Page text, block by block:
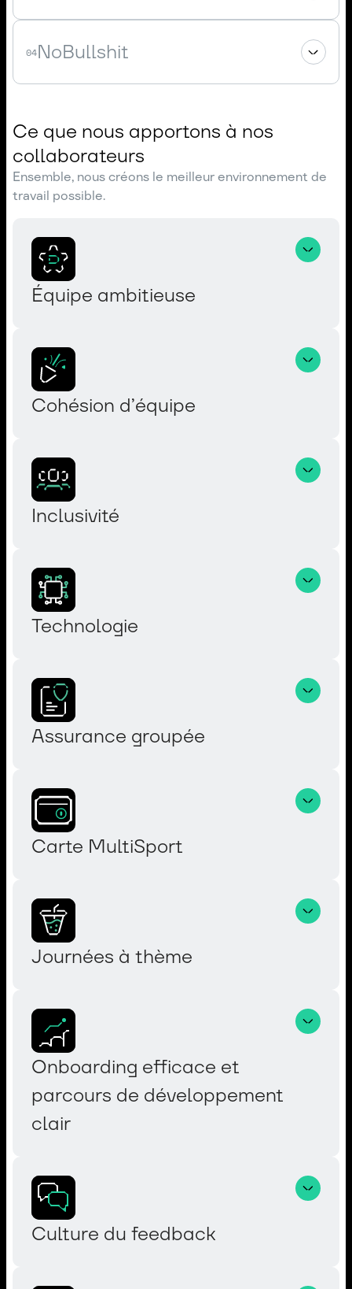
04NoBullshit
Ce que nous apportons à nos
collaborateurs
Ensemble, nous créons le meilleur environnement de
travail possible.
Équipe ambitieuse
Cohésion d’équipe
Inclusivité
Technologie
Assurance groupée
Carte MultiSport
Journées à thème
Onboarding efficace et
parcours de développement
clair
Culture du feedback